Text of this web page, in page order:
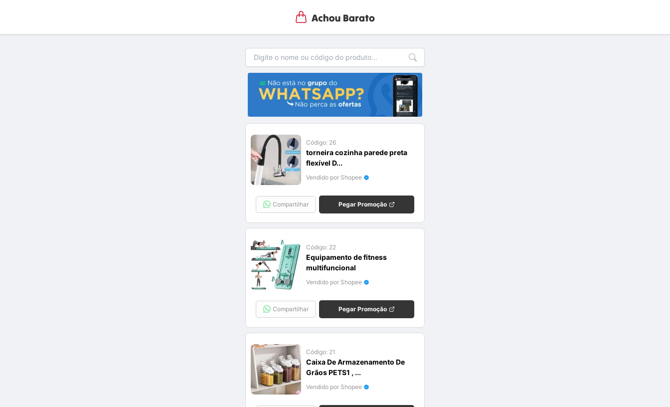
Código: 26
torneira cozinha parede preta
flexível D...
Vendido por Shopee
Compartilhar Pegar Promoção
Código: 22
Equipamento de fitness
multifuncional
Vendido por Shopee
Compartilhar Pegar Promoção
Código: 21
Caixa De Armazenamento De
Grãos PETS1 , ...
Vendido por Shopee